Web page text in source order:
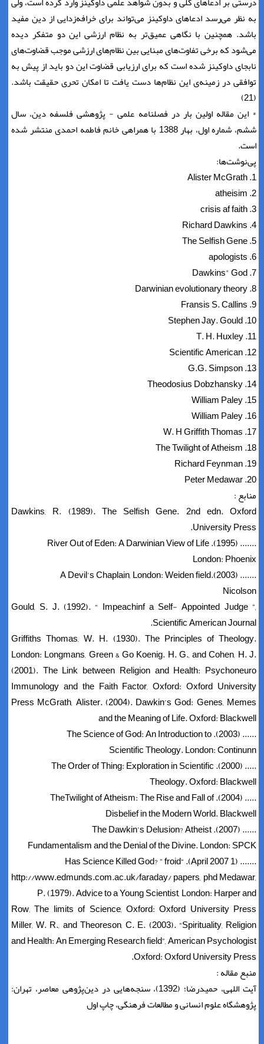
به نظر می‌رسد ادعاهای داوکینز می‌تواند برای خرافه‌زدایی از دین مفید
باشد. همچنین با نگاهی عمیق‌تر به نظام ارزشی این دو متفکر دیده
می‌شود که برخی تفاوت‌های مبنایی بین نظام‌های ارزشی موجب قضاوت‌های
نابجای داوکینز شده است که برای ارزیابی قضاوت این دو باید از پیش به
توافقی در زمینه‌ی این نظام‌ها دست یافت تا امکان تحری حقیقت باشد.
(21)
* این مقاله اولین بار در فصلنامه علمی - پژوهشی فلسفه دین، سال
ششم، شماره اول، بهار 1388 با همراهی خانم فاطمه احمدی منتشر شده
است.
پی‌نوشت‌ها:
1. Alister McGrath
2. atheisim
3. crisis af faith
4. Richard Dawkins
5. The Selfish Gene
6. apologists
7. Dawkins" God
8. Darwinian evolutionary theory
9. Fransis S. Callins
10. Stephen Jay. Gould
11. T. H. Huxley
12. Scientific American
13. G.G. Simpson
14. Theodosius Dobzhansky
15. William Paley
16. William Paley
17. W. H Griffith Thomas
18. The Twilight of Atheism
19. Richard Feynman
20. Peter Medawar
منابع :
Dawkins, R. (1989). The Selfish Gene. 2nd edn. Oxford
University Press.
....... (1995). River Out of Eden: A Darwinian View of Life
London: Phoenix
....... (2003).A Devil’s Chaplain, London: Weiden field
Nicolson
Gould, S. J. (1992). “ Impeachinf a Self- Appointed Judge ”,
Scientific American Journal.
Griffiths Thomas, W. H. (1930). The Principles of Theology.
London: Longmans, Green & Go Koenig. H. G., and Cohen, H. J.
(2001). The Link between Religion and Health: Psychoneuro
Immunology and the Faith Factor, Oxford: Oxford University
Press McGrath, Alister. (2004). Dawkin’s God: Genes, Memes
and the Meaning of Life. Oxford: Blackwell
...... (2003). The Science of God: An Introduction to
Scientific Theology. London: Continunn
..... (2000). The Order of Thing: Exploration in Scientific
Theology. Oxford: Blackwell
..... (2004). TheTwilight of Atheism: The Rise and Fall of
Disbelief in the Modern World. Blackwell
...... (2007). The Dawkin’s Delusion? Atheist
Fundamentalism and the Denial of the Divine. London: SPCK
....... (1 April 2007). “Has Science Killed God? ” froid
http://www.edmunds.com.ac.uk/faraday/ papers, phd Medawar,
P. (1979). Advice to a Young Scientist, London: Harper and
Row; The limits of Science, Oxford: Oxford University Press
Miller, W. R., and Theoreson, C. E. (2003). “Spirituality, Religion
and Health: An Emerging Research field”, American Psychologist
Oxford: Oxford University Press.
منبع مقاله :
آیت اللهی، حمیدرضا؛ (1392)، سنجه‌هایی در دین‌پژوهی معاصر، تهران:
پژوهشگاه علوم انسانی و مطالعات فرهنگی، چاپ اول